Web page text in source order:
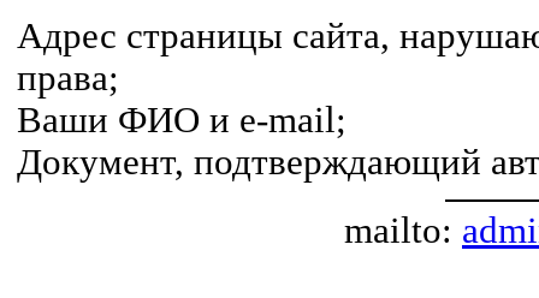
Адрес страницы сайта,
права;
Ваши ФИО и e-mail;
Документ, подтверждающий
mailto: